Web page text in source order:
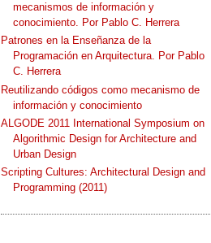
mecanismos de información y
conocimiento. Por Pablo C. Herrera
Patrones en la Enseñanza de la
Programación en Arquitectura. Por Pablo
C. Herrera
Reutilizando códigos como mecanismo de
información y conocimiento
ALGODE 2011 International Symposium on
Algorithmic Design for Architecture and
Urban Design
Scripting Cultures: Architectural Design and
Programming (2011)